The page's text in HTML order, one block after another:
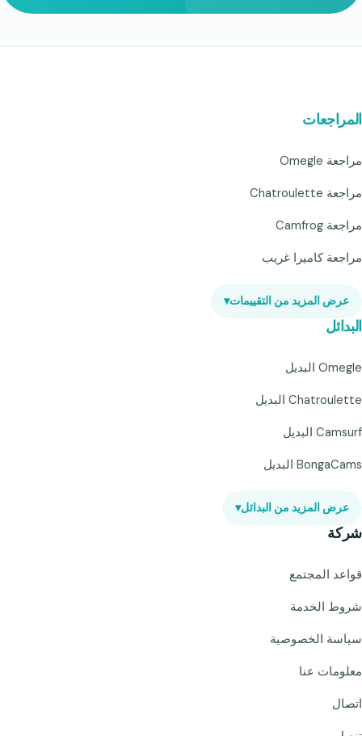
المراجعات
مراجعة Omegle
مراجعة Chatroulette
مراجعة Camfrog
مراجعة كاميرا غريب
عرض المزيد من التقييمات▾
البدائل
Omegle البديل
Chatroulette البديل
Camsurf البديل
BongaCams البديل
عرض المزيد من البدائل▾
شركة
قواعد المجتمع
شروط الخدمة
سياسة الخصوصية
معلومات عنا
اتصال